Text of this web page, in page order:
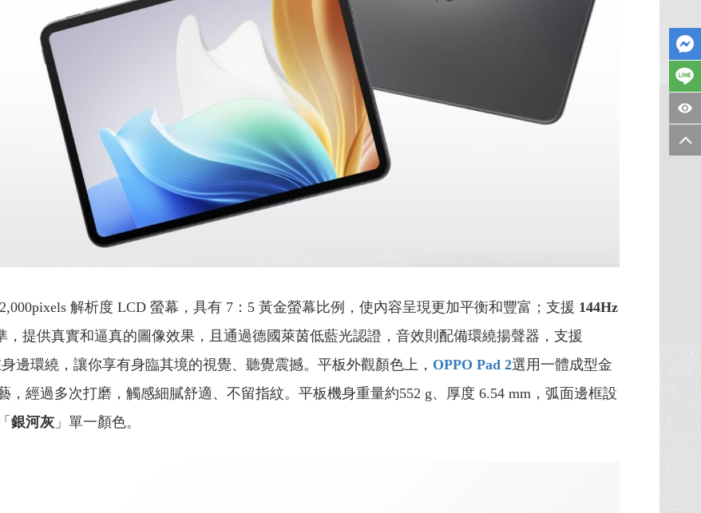
解析度 LCD 螢幕，具有 7：5 黃金螢幕比例，使內容呈現更加平衡和豐富；支援 144Hz
，提供真實和逼真的圖像效果，且通過德國萊茵低藍光認證，音效則配備環繞揚聲器，支援
邊環繞，讓你享有身臨其境的視覺、聽覺震撼。平板外觀顏色上， OPPO Pad 2選用一體成型金
經過多次打磨，觸感細膩舒適、不留指紋。平板機身重量約552 g、厚度 6.54 mm，弧面邊框設
銀河灰 」單一顏色。